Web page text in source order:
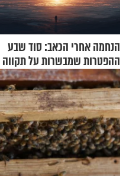
הנחמה אחרי הכאב: סוד שבע
ההפטרות שמבשרות על תקווה
וגאולה